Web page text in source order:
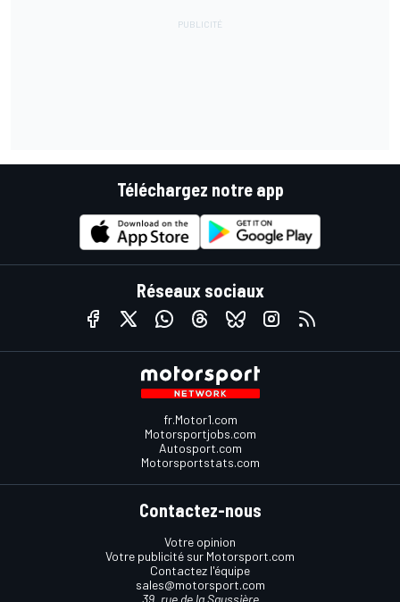
Téléchargez notre app
Réseaux sociaux
fr.Motor1.com
Motorsportjobs.com
Autosport.com
Motorsportstats.com
Contactez-nous
Votre opinion
Votre publicité sur Motorsport.com
Contactez l'équipe
sales@motorsport.com
39, rue de la Saussière